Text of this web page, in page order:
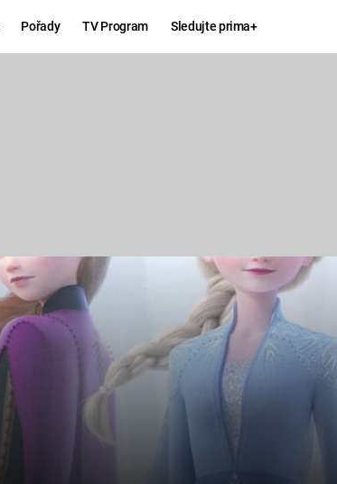
Pořady TV Program Sledujte prima+
COME:
DELIVERANCE
ESPORT
CHUCK
NORRIS